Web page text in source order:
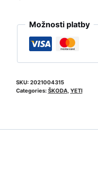
Možnosti platby
SKU: 2021004315
Categories: ŠKODA, YETI